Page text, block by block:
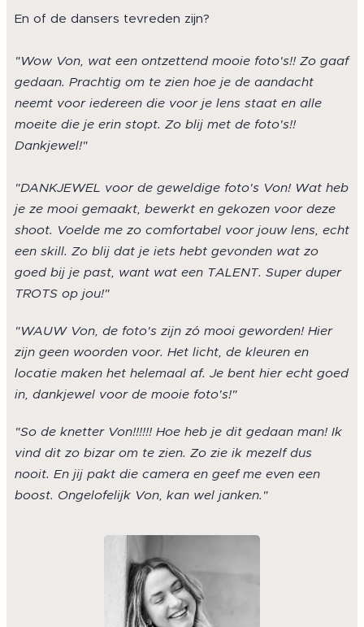
En of de dansers tevreden zijn?
"Wow Von, wat een ontzettend mooie foto's!! Zo gaaf
gedaan. Prachtig om te zien hoe je de aandacht
neemt voor iedereen die voor je lens staat en alle
moeite die je erin stopt. Zo blij met de foto's!!
Dankjewel!"
"DANKJEWEL voor de geweldige foto's Von! Wat heb
je ze mooi gemaakt, bewerkt en gekozen voor deze
shoot. Voelde me zo comfortabel voor jouw lens, echt
een skill. Zo blij dat je iets hebt gevonden wat zo
goed bij je past, want wat een TALENT. Super duper
TROTS op jou!"
"WAUW Von, de foto's zijn zó mooi geworden! Hier
zijn geen woorden voor. Het licht, de kleuren en
locatie maken het helemaal af. Je bent hier echt goed
in, dankjewel voor de mooie foto's!"
"So de knetter Von!!!!!! Hoe heb je dit gedaan man! Ik
vind dit zo bizar om te zien. Zo zie ik mezelf dus
nooit. En jij pakt die camera en geef me even een
boost. Ongelofelijk Von, kan wel janken."